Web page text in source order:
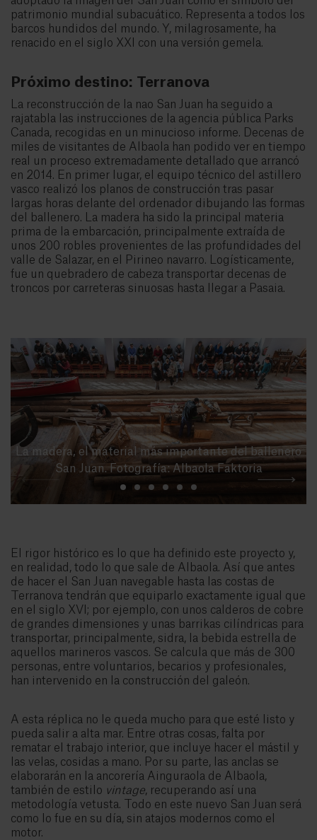
patrimonio mundial subacuático. Representa a todos los
barcos hundidos del mundo. Y, milagrosamente, ha
renacido en el siglo XXI con una versión gemela.
Próximo destino: Terranova
La reconstrucción de la nao San Juan ha seguido a
rajatabla las instrucciones de la agencia pública Parks
Canada, recogidas en un minucioso informe. Decenas de
miles de visitantes de Albaola han podido ver en tiempo
real un proceso extremadamente detallado que arrancó
en 2014. En primer lugar, el equipo técnico del astillero
vasco realizó los planos de construcción tras pasar
largas horas delante del ordenador dibujando las formas
del ballenero. La madera ha sido la principal materia
prima de la embarcación, principalmente extraída de
unos 200 robles provenientes de las profundidades del
valle de Salazar, en el Pirineo navarro. Logísticamente,
fue un quebradero de cabeza transportar decenas de
troncos por carreteras sinuosas hasta llegar a Pasaia.
La madera, el material más importante del ballenero
San Juan. Fotografía: Albaola Faktoria
El rigor histórico es lo que ha definido este proyecto y,
en realidad, todo lo que sale de Albaola. Así que antes
de hacer el San Juan navegable hasta las costas de
Terranova tendrán que equiparlo exactamente igual que
en el siglo XVI; por ejemplo, con unos calderos de cobre
de grandes dimensiones y unas barrikas cilíndricas para
transportar, principalmente, sidra, la bebida estrella de
aquellos marineros vascos. Se calcula que más de 300
personas, entre voluntarios, becarios y profesionales,
han intervenido en la construcción del galeón.
A esta réplica no le queda mucho para que esté listo y
pueda salir a alta mar. Entre otras cosas, falta por
rematar el trabajo interior, que incluye hacer el mástil y
las velas, cosidas a mano. Por su parte, las anclas se
elaborarán en la ancorería Ainguraola de Albaola,
también de estilo vintage, recuperando así una
metodología vetusta. Todo en este nuevo San Juan será
como lo fue en su día, sin atajos modernos como el
motor.